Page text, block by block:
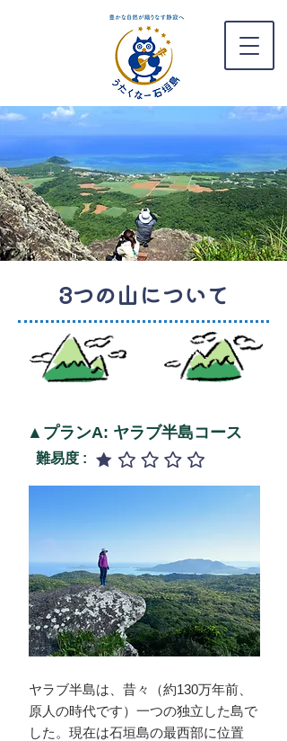
3つの山について
▲プランA: ヤラブ半島コース
難易度 :
ヤラブ半島は、昔々（約130万年前、
原人の時代です）一つの独立した島で
した。現在は石垣島の最西部に位置